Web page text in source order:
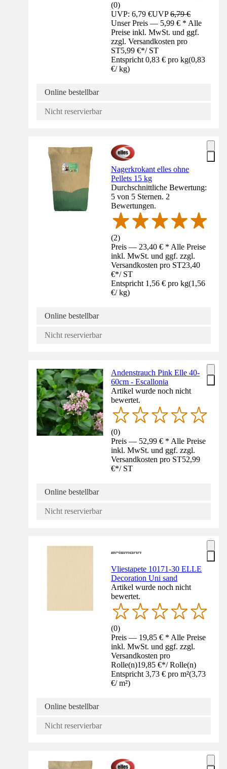
(0)
UVP: 6,79 €UVP6,79 €
Unser Preis — 5,99 € * Alle
Preise inkl. MwSt. und ggf.
zzgl. Versandkosten pro
ST5,99 €*/ ST
Entspricht 0,83 € pro kg(0,83
€/ kg)
Online bestellbar
Nicht reservierbar
Nagerkrokant elles ohne
Pellets 15 kg
Durchschnittliche Bewertung:
5 von 5 Sternen. 2
Bewertungen.
(2)
Preis — 23,40 € * Alle Preise
inkl. MwSt. und ggf. zzgl.
Versandkosten pro ST23,40
€*/ ST
Entspricht 1,56 € pro kg(1,56
€/ kg)
Online bestellbar
Nicht reservierbar
Andenstrauch Pink Elle 40-
60cm - Escallonia
Artikel wurde noch nicht
bewertet.
(0)
Preis — 52,99 € * Alle Preise
inkl. MwSt. und ggf. zzgl.
Versandkosten pro ST52,99
€*/ ST
Online bestellbar
Nicht reservierbar
Vliestapete 10171-30 ELLE
Decoration Uni sand
Artikel wurde noch nicht
bewertet.
(0)
Preis — 19,85 € * Alle Preise
inkl. MwSt. und ggf. zzgl.
Versandkosten pro
Rolle(n)19,85 €*/ Rolle(n)
Entspricht 3,73 € pro m²(3,73
€/ m²)
Online bestellbar
Nicht reservierbar